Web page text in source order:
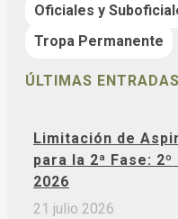
Oficiales y
Tropa Permanente
ÚLTIMAS ENTRADAS
Limitación de
para la 2ª Fase:
2026
21 julio 2026